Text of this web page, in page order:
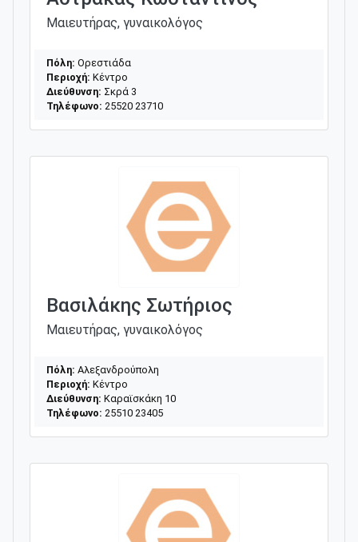
Μαιευτήρας, γυναικολόγος
Πόλη: Ορεστιάδα
Περιοχή: Κέντρο
Διεύθυνση: Σκρά 3
Τηλέφωνο: 25520 23710
Βασιλάκης Σωτήριος
Μαιευτήρας, γυναικολόγος
Πόλη: Αλεξανδρούπολη
Περιοχή: Κέντρο
Διεύθυνση: Καραϊσκάκη 10
Τηλέφωνο: 25510 23405